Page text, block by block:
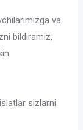
va
bildiramiz,
sizlarni